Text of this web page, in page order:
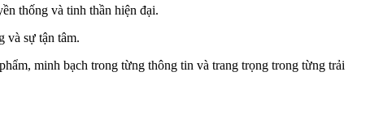
thống và tinh thần hiện đại.
và sự tận tâm.
minh bạch trong từng thông tin và trang trọng trong từng trải